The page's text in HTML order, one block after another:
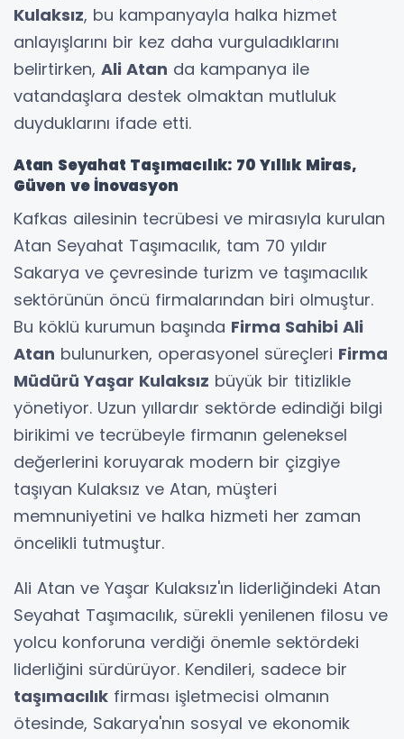
Kulaksız, bu kampanyayla halka hizmet
anlayışlarını bir kez daha vurguladıklarını
belirtirken, Ali Atan da kampanya ile
vatandaşlara destek olmaktan mutluluk
duyduklarını ifade etti.
Atan Seyahat Taşımacılık: 70 Yıllık Miras,
Güven ve İnovasyon
Kafkas ailesinin tecrübesi ve mirasıyla kurulan
Atan Seyahat Taşımacılık, tam 70 yıldır
Sakarya ve çevresinde turizm ve taşımacılık
sektörünün öncü firmalarından biri olmuştur.
Bu köklü kurumun başında Firma Sahibi Ali
Atan bulunurken, operasyonel süreçleri Firma
Müdürü Yaşar Kulaksız büyük bir titizlikle
yönetiyor. Uzun yıllardır sektörde edindiği bilgi
birikimi ve tecrübeyle firmanın geleneksel
değerlerini koruyarak modern bir çizgiye
taşıyan Kulaksız ve Atan, müşteri
memnuniyetini ve halka hizmeti her zaman
öncelikli tutmuştur.
Ali Atan ve Yaşar Kulaksız'ın liderliğindeki Atan
Seyahat Taşımacılık, sürekli yenilenen filosu ve
yolcu konforuna verdiği önemle sektördeki
liderliğini sürdürüyor. Kendileri, sadece bir
taşımacılık firması işletmecisi olmanın
ötesinde, Sakarya'nın sosyal ve ekonomik